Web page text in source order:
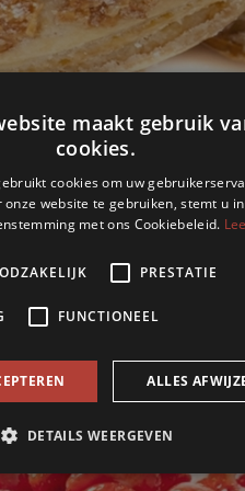
maakt gebruik
cookies.
cookies om uw
website te gebruiken, stemt u
met ons Cookiebeleid.
PRESTATIE
FUNCTIONEEL
ALLES
DETAILS WEERGEVEN